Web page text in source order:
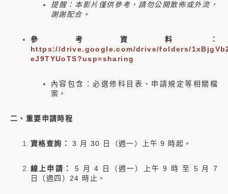
提醒：本影片僅供參考，請勿公開散佈或外流，
謝謝配合。
參考資料：
https://drive.google.com/drive/folders/
eJ9TYUoTS?usp=sharing
內容包含：必選修科目表、申請規定等相關檔
案。
二、重要申請時程
資格查詢： 3 月 30 日（週一）上午 9 時起。
線上申請：
5 月 4 日（週一）上午 9 時 至 5 月 7
日（週四）24 時止。